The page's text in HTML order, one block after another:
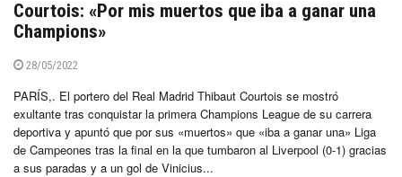
Courtois: «Por mis muertos que iba a ganar una
Champions»
28/05/2022
PARÍS,. El portero del Real Madrid Thibaut Courtois se mostró
exultante tras conquistar la primera Champions League de su carrera
deportiva y apuntó que por sus «muertos» que «iba a ganar una» Liga
de Campeones tras la final en la que tumbaron al Liverpool (0-1) gracias
a sus paradas y a un gol de Vinicius...